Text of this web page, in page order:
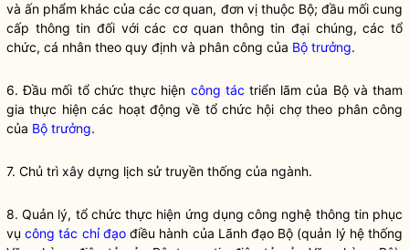
và ấn phẩm khác của các cơ quan, đơn vị thuộc Bộ; đầu mối cung
cấp thông tin đối với các cơ quan thông tin đại chúng, các tổ
chức, cá nhân theo quy định và phân công của Bộ trưởng.
6. Đầu mối tổ chức thực hiện công tác triển lãm của Bộ và tham
gia thực hiện các hoạt động về tổ chức hội chợ theo phân công
của Bộ trưởng.
7. Chủ trì xây dựng lịch sử truyền thống của ngành.
8. Quản lý, tổ chức thực hiện ứng dụng công nghệ thông tin phục
vụcông tác chỉ đạođiều hành của Lãnh đạo Bộ (quản lý hệ thống